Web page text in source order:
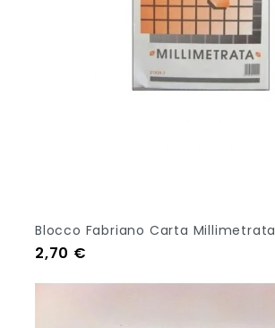
Blocco Fabriano Carta Millimetrata
Prezzo
2,70 €